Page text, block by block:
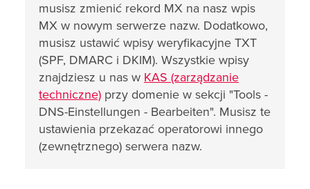
musisz zmienić rekord MX na nasz wpis
MX w nowym serwerze nazw. Dodatkowo,
musisz ustawić wpisy weryfikacyjne TXT
(SPF, DMARC i DKIM). Wszystkie wpisy
znajdziesz u nas w KAS (zarządzanie
techniczne) przy domenie w sekcji "Tools -
DNS-Einstellungen - Bearbeiten". Musisz te
ustawienia przekazać operatorowi innego
(zewnętrznego) serwera nazw.